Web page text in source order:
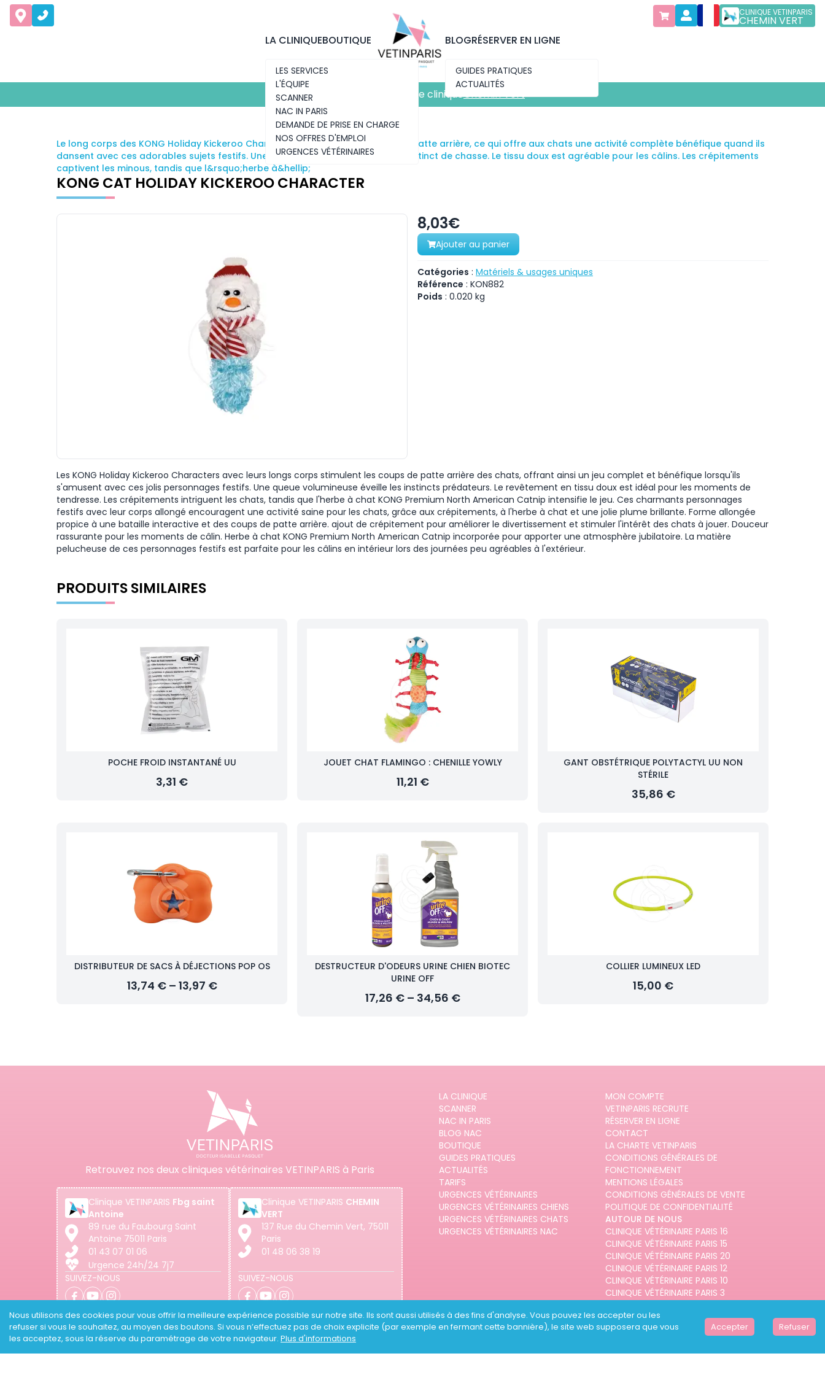
Nous utilisons des cookies pour vous offrir la meilleure expérience possible sur notre site. Ils sont aussi utilisés à des fins d'analyse. Vous pouvez les accepter ou les
refuser si vous le souhaitez, au moyen des boutons. Si vous n’effectuez pas de choix explicite (par exemple en fermant cette bannière), le site web supposera que vous
les acceptez, sous la réserve du paramétrage de votre navigateur. Plus d'informations
Accepter Refuser
CLINIQUE VETINPARIS
CHEMIN VERT
LA CLINIQUE
LES SERVICES
L'ÉQUIPE
SCANNER
NAC IN PARIS
DEMANDE DE PRISE EN CHARGE
NOS OFFRES D'EMPLOI
URGENCES VÉTÉRINAIRES
BOUTIQUE BLOG
GUIDES PRATIQUES
ACTUALITÉS
RÉSERVER EN LIGNE
Découvrez notre nouvelle cliniqueChemin Vert
Découvrez notre nouvelle clinique
Le long corps des KONG Holiday Kickeroo Characters encourage les coups de patte arrière, ce qui offre aux chats une activité complète bénéfique quand ils
dansent avec ces adorables sujets festifs. Une queue touffue éveille l&rsquo;instinct de chasse. Le tissu doux est agréable pour les câlins. Les crépitements
captivent les minous, tandis que l&rsquo;herbe à&hellip;
KONG CAT HOLIDAY KICKEROO CHARACTER
8,03€
Ajouter au panier
Catégories : Matériels & usages uniques
Référence : KON882
Poids : 0.020 kg
Les KONG Holiday Kickeroo Characters avec leurs longs corps stimulent les coups de patte arrière des chats, offrant ainsi un jeu complet et bénéfique lorsqu'ils
s'amusent avec ces jolis personnages festifs. Une queue volumineuse éveille les instincts prédateurs. Le revêtement en tissu doux est idéal pour les moments de
tendresse. Les crépitements intriguent les chats, tandis que l'herbe à chat KONG Premium North American Catnip intensifie le jeu. Ces charmants personnages
festifs avec leur corps allongé encouragent une activité saine pour les chats, grâce aux crépitements, à l'herbe à chat et une jolie plume brillante. Forme allongée
propice à une bataille interactive et des coups de patte arrière. ajout de crépitement pour améliorer le divertissement et stimuler l'intérêt des chats à jouer. Douceur
rassurante pour les moments de câlin. Herbe à chat KONG Premium North American Catnip incorporée pour apporter une atmosphère jubilatoire. La matière
pelucheuse de ces personnages festifs est parfaite pour les câlins en intérieur lors des journées peu agréables à l'extérieur.
PRODUITS SIMILAIRES
POCHE FROID INSTANTANÉ UU
3,31 €
JOUET CHAT FLAMINGO : CHENILLE YOWLY
11,21 €
GANT OBSTÉTRIQUE POLYTACTYL UU NON
STÉRILE
35,86 €
DISTRIBUTEUR DE SACS À DÉJECTIONS POP OS
13,74 € – 13,97 €
DESTRUCTEUR D'ODEURS URINE CHIEN BIOTEC
URINE OFF
17,26 € – 34,56 €
COLLIER LUMINEUX LED
15,00 €
Retrouvez nos deux cliniques vétérinaires VETINPARIS à Paris
Clinique VETINPARIS Fbg saint
Antoine
89 rue du Faubourg Saint
Antoine 75011 Paris
01 43 07 01 06
Urgence 24h/24 7j7
SUIVEZ-NOUS
Clinique VETINPARIS CHEMIN
VERT
137 Rue du Chemin Vert, 75011
Paris
01 48 06 38 19
SUIVEZ-NOUS
En cas d'urgence et hors des horaires d'ouverture, contactez
VETINPARIS Faubourg Saint Antoine au01 43 07 01 06
LA CLINIQUE
SCANNER
NAC IN PARIS
BLOG NAC
BOUTIQUE
GUIDES PRATIQUES
ACTUALITÉS
TARIFS
URGENCES VÉTÉRINAIRES
URGENCES VÉTÉRINAIRES CHIENS
URGENCES VÉTÉRINAIRES CHATS
URGENCES VÉTÉRINAIRES NAC
MON COMPTE
VETINPARIS RECRUTE
RÉSERVER EN LIGNE
CONTACT
LA CHARTE VETINPARIS
CONDITIONS GÉNÉRALES DE
FONCTIONNEMENT
MENTIONS LÉGALES
CONDITIONS GÉNÉRALES DE VENTE
POLITIQUE DE CONFIDENTIALITÉ
AUTOUR DE NOUS
CLINIQUE VÉTÉRINAIRE PARIS 16
CLINIQUE VÉTÉRINAIRE PARIS 15
CLINIQUE VÉTÉRINAIRE PARIS 20
CLINIQUE VÉTÉRINAIRE PARIS 12
CLINIQUE VÉTÉRINAIRE PARIS 10
CLINIQUE VÉTÉRINAIRE PARIS 3